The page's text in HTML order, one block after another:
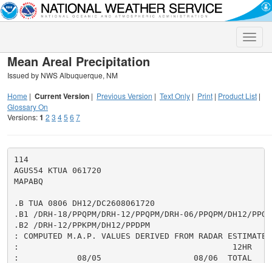
Toggle
Mean Areal Precipitation
Issued by NWS Albuquerque, NM
Home | Current Version | Previous Version | Text Only | Print | Product List |
Glossary On
Versions:1 2 3 45 6 7
114
AGUS54 KTUA 061720
MAPABQ
.B TUA 0806 DH12/DC2608061720
.B1 /DRH-18/PPQPM/DRH-12/PPQPM/DRH-06/PPQPM/DH12/
.B2 /DRH-12/PPKPM/DH12/PPDPM
: COMPUTED M.A.P. VALUES DERIVED FROM RADAR
:                                            12HR
:            08/05                   08/06  TOTAL